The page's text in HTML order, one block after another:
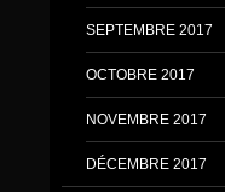
SEPTEMBRE 2017
OCTOBRE 2017
NOVEMBRE 2017
DÉCEMBRE 2017